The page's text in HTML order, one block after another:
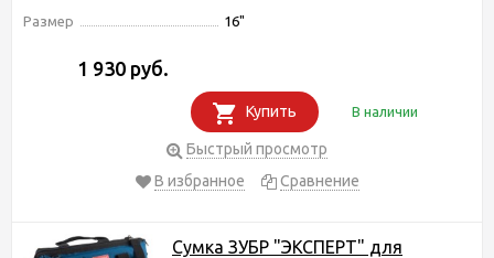
Размер 16"
1 930 руб.
Купить В наличии
Быстрый просмотр
В избранное
Сравнение
Сумка ЗУБР "ЭКСПЕРТ" для